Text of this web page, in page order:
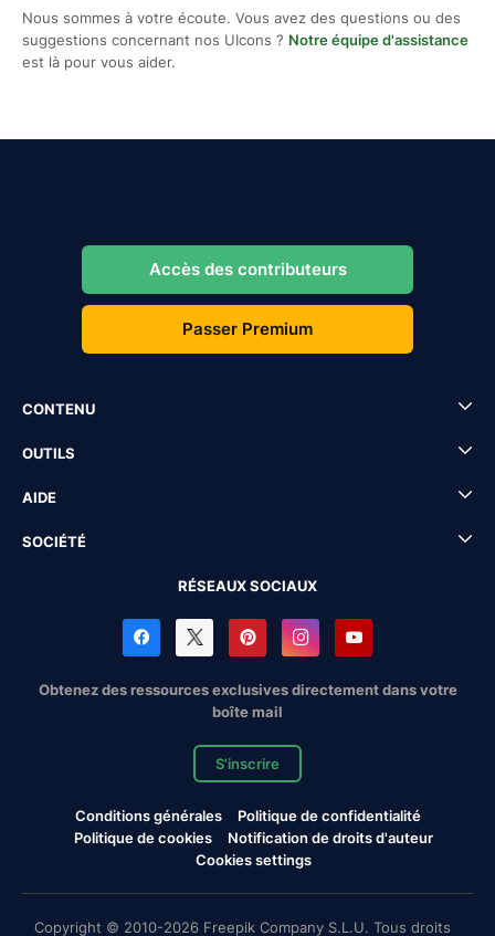
Nous sommes à votre écoute. Vous avez des questions ou des
suggestions concernant nos UIcons ? Notre équipe d'assistance
est là pour vous aider.
Accès des contributeurs
Passer Premium
CONTENU
OUTILS
AIDE
SOCIÉTÉ
RÉSEAUX SOCIAUX
Obtenez des ressources exclusives directement dans votre
boîte mail
S'inscrire
Conditions générales
Politique de confidentialité
Politique de cookies
Notification de droits d'auteur
Cookies settings
Copyright © 2010-2026 Freepik Company S.L.U. Tous droits